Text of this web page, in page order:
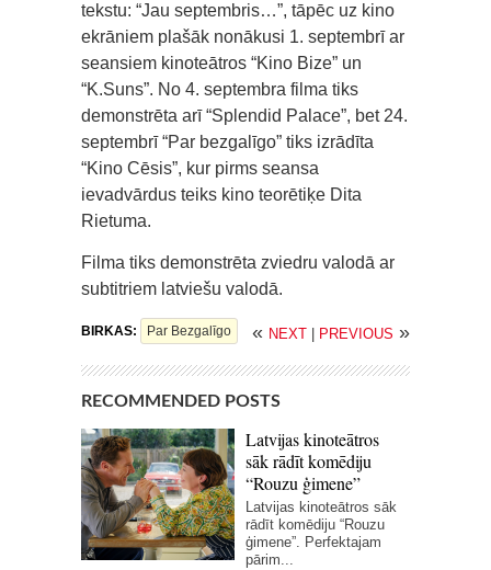
tekstu: “Jau septembris…”, tāpēc uz kino
ekrāniem plašāk nonākusi 1. septembrī ar
seansiem kinoteātros “Kino Bize” un
“K.Suns”. No 4. septembra filma tiks
demonstrēta arī “Splendid Palace”, bet 24.
septembrī “Par bezgalīgo” tiks izrādīta
“Kino Cēsis”, kur pirms seansa
ievadvārdus teiks kino teorētiķe Dita
Rietuma.
Filma tiks demonstrēta zviedru valodā ar
subtitriem latviešu valodā.
BIRKAS: Par Bezgalīgo « NEXT PREVIOUS »
RECOMMENDED POSTS
Latvijas kinoteātros
sāk rādīt komēdiju
“Rouzu ģimene”
Latvijas kinoteātros sāk
rādīt komēdiju “Rouzu
ģimene”. Perfektajam
pārim...